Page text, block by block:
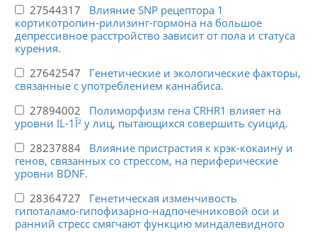
27544317 Влияние SNP рецептора 1
кортикотропин-рилизинг-гормона на большое
депрессивное расстройство зависит от пола и статуса
курения.
27642547 Генетические и экологические факторы,
связанные с употреблением каннабиса.
27894002 Полиморфизм гена CRHR1 влияет на
уровни IL-1Î² у лиц, пытающихся совершить суицид.
28237884 Влияние пристрастия к крэк-кокаину и
генов, связанных со стрессом, на периферические
уровни BDNF.
28364727 Генетическая изменчивость
гипоталамо-гипофизарно-надпочечниковой оси и
ранний стресс смягчают функцию миндалевидного